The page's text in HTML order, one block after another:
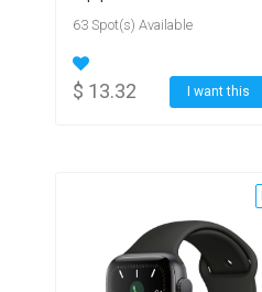
63 Spot(s) Available
$ 13.32 I want this